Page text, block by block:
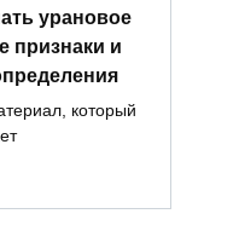
урановое
признаки и
который